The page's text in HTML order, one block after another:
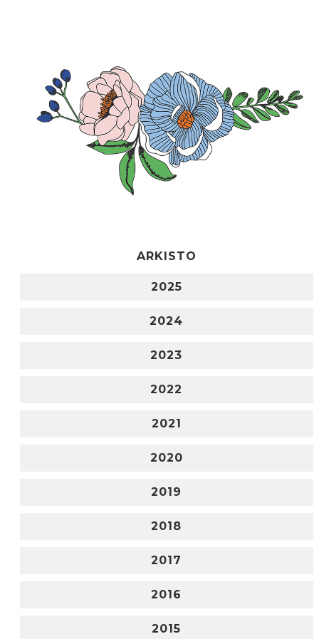
ARKISTO
2025
2024
2023
2022
2021
2020
2019
2018
2017
2016
2015